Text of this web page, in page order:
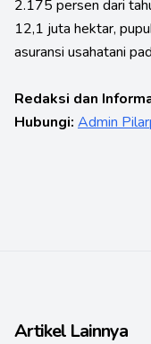
2.175 persen dari
12,1 juta hektar,
asuransi usahatani
Redaksi dan
Hubungi: Admin
Artikel Lainnya